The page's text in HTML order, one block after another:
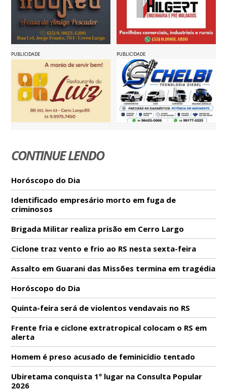
PUBLICIDADE PUBLICIDADE
CONTINUE LENDO
Horóscopo do Dia
Identificado empresário morto em fuga de
criminosos
Brigada Militar realiza prisão em Cerro Largo
Ciclone traz vento e frio ao RS nesta sexta-feira
Assalto em Guarani das Missões termina em tragédia
Horóscopo do Dia
Quinta-feira será de violentos vendavais no RS
Frente fria e ciclone extratropical colocam o RS em
alerta
Homem é preso acusado de feminicídio tentado
Ubiretama conquista 1º lugar na Consulta Popular
2026